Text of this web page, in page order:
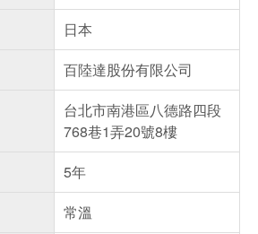
日本
百陸達股份有限公司
台北市南港區八德路四段
768巷1弄20號8樓
5年
常溫